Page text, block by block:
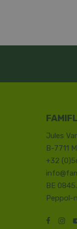
Jules
B-7711
+32
BE
Peppol-